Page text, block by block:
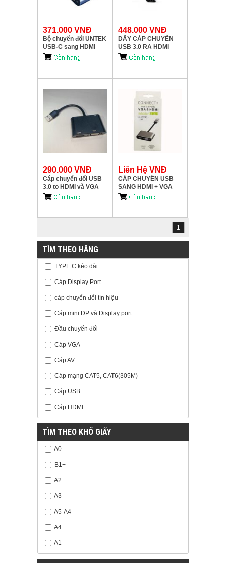
371.000 VNĐ
Bộ chuyển đổi UNTEK
USB-C sang HDMI
4K/2K @30Hz + VGA
448.000 VNĐ
DÂY CÁP CHUYỂN
USB 3.0 RA HDMI
V142A UNITEK
290.000 VNĐ
Cáp chuyển đổi USB
3.0 to HDMI và VGA
Liên Hệ VNĐ
CÁP CHUYỂN USB
SANG HDMI + VGA
U02
1
TÌM THEO HÃNG
TYPE C kéo dài
Cáp Display Port
cáp chuyển đổi tín hiệu
Cáp mini DP và Display port
Đầu chuyển đổi
Cáp VGA
Cáp AV
Cáp mạng CAT5, CAT6(305M)
Cáp USB
Cáp HDMI
TÌM THEO KHỔ GIẤY
A0
B1+
A2
A3
A5-A4
A4
A1